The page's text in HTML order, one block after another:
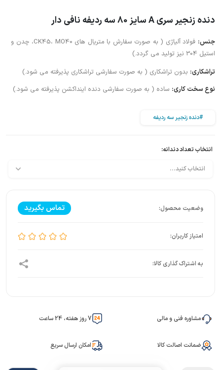
دنده زنجیر سری A سایز 80 سه ردیفه نافی دار
جنس:
فولاد آلیاژی ( به صورت سفارش با متریال های CK45، MO40، چدن و
استیل 304 نیز تولید می گردد.)
تراشکاری: بدون تراشکاری ( به صورت سفارشی تراشکاری پذیرفته می شود.)
نوع سخت کاری: ساده ( به صورت سفارشی دنده اینداکشن پذیرفته می شود.)
#دنده زنجیر سه ردیفه
انتخاب تعداد دندانه:
تماس بگیرید
مشاوره فنی و مالی 7 روز هفته، 24 ساعت
ضمانت اصالت کالا امکان ارسال سریع